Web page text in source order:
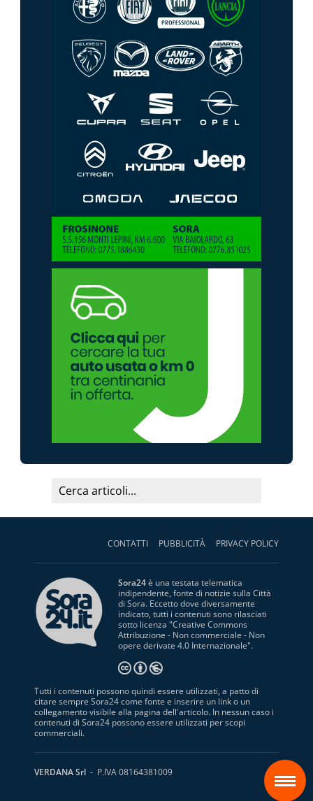
CONTATTI PUBBLICITÀ PRIVACY POLICY
Sora24è una testata telematica
indipendente, fonte di notizie sulla Città
di Sora. Eccetto dove diversamente
indicato, tutti i contenuti sono rilasciati
sotto licenza "Creative Commons
Attribuzione - Non commerciale - Non
opere derivate 4.0 Internazionale".
Tutti i contenuti possono quindi essere utilizzati, a patto di
citare sempre Sora24 come fonte e inserire un link o un
collegamento visibile alla pagina dell'articolo. In nessun caso i
contenuti di Sora24 possono essere utilizzati per scopi
commerciali.
VERDANA Srl - P.IVA 08164381009